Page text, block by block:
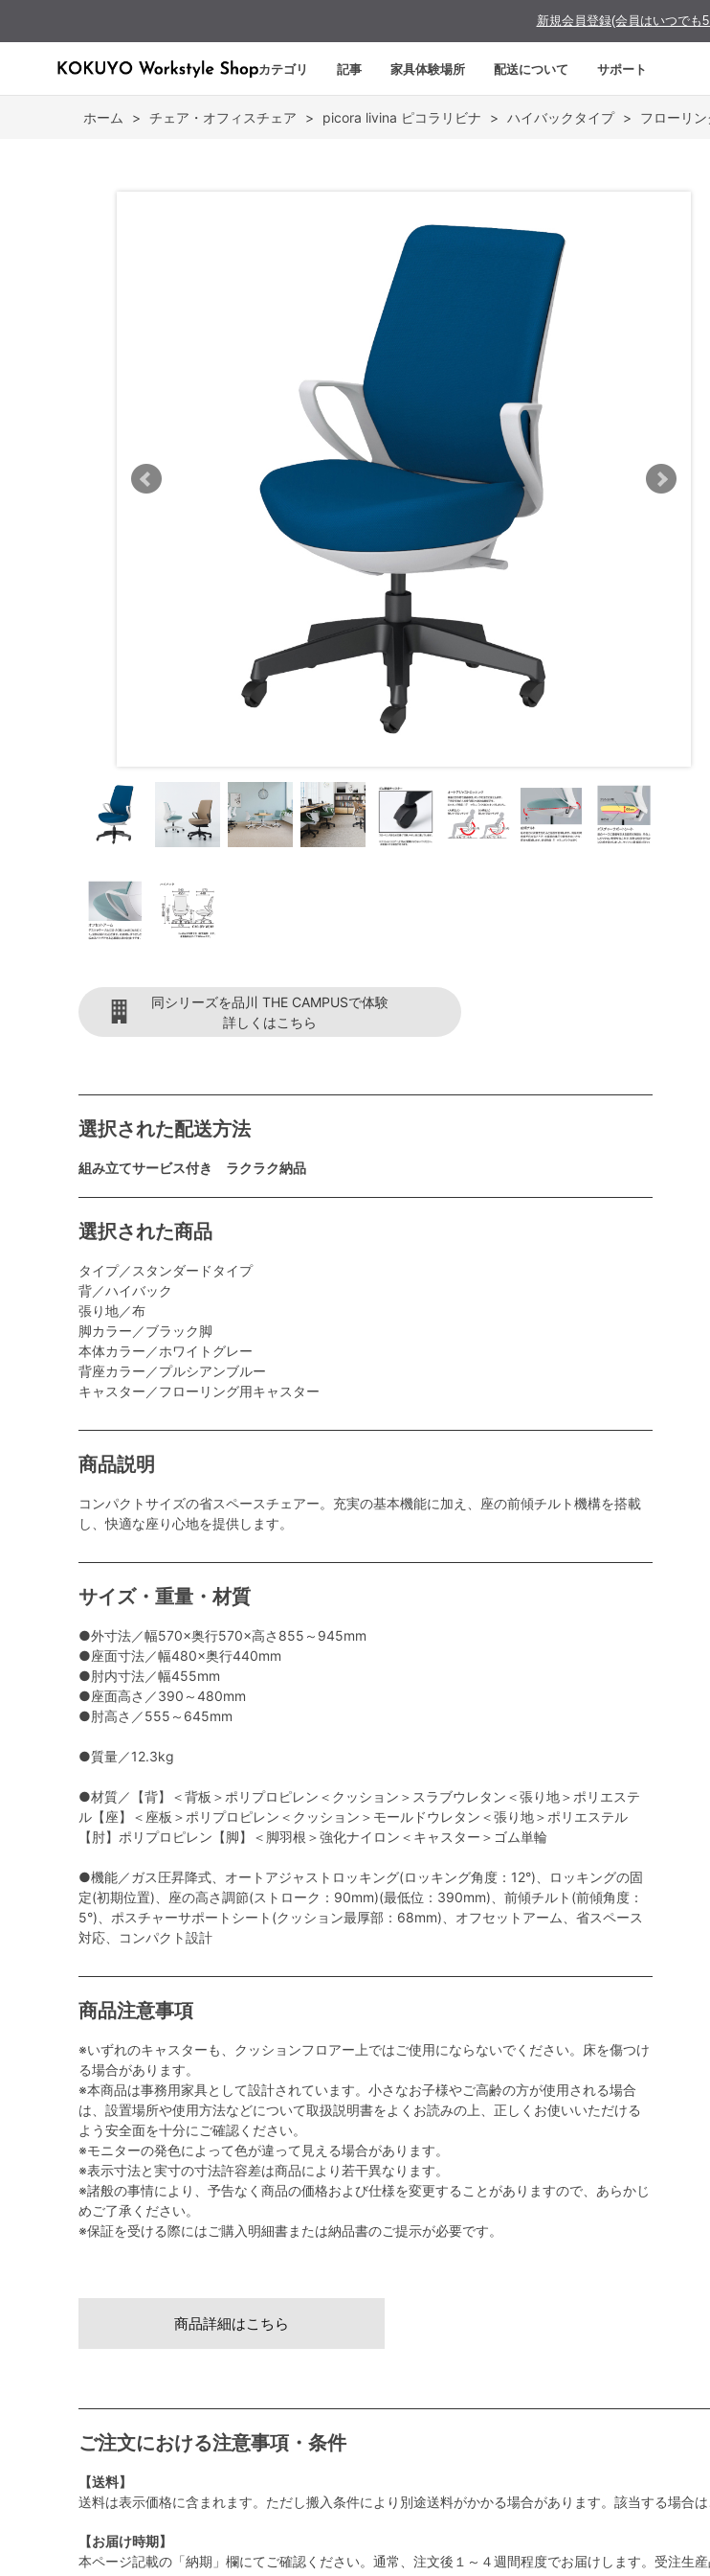
新規会員登録(会員はいつでも
カテゴリ 記事 家具体験場所 配送について サポート
ホーム > チェア・オフィスチェア > picora livina ピコラリビナ > ハイバックタイプ > フローリ
同シリーズを品川 THE CAMPUSで体験
詳しくはこちら
選択された配送方法
組み立てサービス付き ラクラク納品
選択された商品
タイプ／スタンダードタイプ
背／ハイバック
張り地／布
脚カラー／ブラック脚
本体カラー／ホワイトグレー
背座カラー／プルシアンブルー
キャスター／フローリング用キャスター
商品説明
コンパクトサイズの省スペースチェアー。充実の基本機能に加え、座の前傾チルト機構を搭載
し、快適な座り心地を提供します。
サイズ・重量・材質
●外寸法／幅570×奥行570×高さ855～945mm
●座面寸法／幅480×奥行440mm
●肘内寸法／幅455mm
●座面高さ／390～480mm
●肘高さ／555～645mm
●質量／12.3kg
●材質／【背】＜背板＞ポリプロピレン＜クッション＞スラブウレタン＜張り地＞ポリエステ
ル【座】＜座板＞ポリプロピレン＜クッション＞モールドウレタン＜張り地＞ポリエステル
【肘】ポリプロピレン【脚】＜脚羽根＞強化ナイロン＜キャスター＞ゴム単輪
●機能／ガス圧昇降式、オートアジャストロッキング(ロッキング角度：12°)、ロッキングの固
定(初期位置)、座の高さ調節(ストローク：90mm)(最低位：390mm)、前傾チルト(前傾角度：
5°)、ポスチャーサポートシート(クッション最厚部：68mm)、オフセットアーム、省スペース
対応、コンパクト設計
商品注意事項
※いずれのキャスターも、クッションフロアー上ではご使用にならないでください。床を傷つけ
る場合があります。
※本商品は事務用家具として設計されています。小さなお子様やご高齢の方が使用される場合
は、設置場所や使用方法などについて取扱説明書をよくお読みの上、正しくお使いいただける
よう安全面を十分にご確認ください。
※モニターの発色によって色が違って見える場合があります。
※表示寸法と実寸の寸法許容差は商品により若干異なります。
※諸般の事情により、予告なく商品の価格および仕様を変更することがありますので、あらかじ
めご了承ください。
※保証を受ける際にはご購入明細書または納品書のご提示が必要です。
商品詳細はこちら
ご注文における注意事項・条件
【送料】
送料は表示価格に含まれます。ただし搬入条件により別途送料がかかる場合があります。該当する場合
【お届け時期】
本ページ記載の「納期」欄にてご確認ください。通常、注文後１～４週間程度でお届けします。受注生